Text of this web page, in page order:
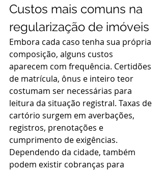
Custos mais comuns na
regularização de imóveis
Embora cada caso tenha sua própria
composição, alguns custos
aparecem com frequência. Certidões
de matrícula, ônus e inteiro teor
costumam ser necessárias para
leitura da situação registral. Taxas de
cartório surgem em averbações,
registros, prenotações e
cumprimento de exigências.
Dependendo da cidade, também
podem existir cobranças para